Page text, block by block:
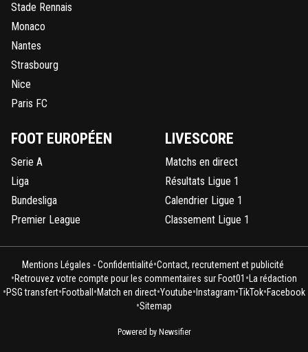
Stade Rennais
Monaco
Nantes
Strasbourg
Nice
Paris FC
FOOT EUROPÉEN
Serie A
Liga
Bundesliga
Premier League
LIVESCORE
Matchs en direct
Résultats Ligue 1
Calendrier Ligue 1
Classement Ligue 1
Mentions Légales - Confidentialité•Contact, recrutement et publicité
•Retrouvez votre compte pour les commentaires sur Foot01 •La rédaction
•PSG transfert•Football •Match en direct•Youtube• Instagram•TikTok•Facebook
•Sitemap
Powered by Newsifier